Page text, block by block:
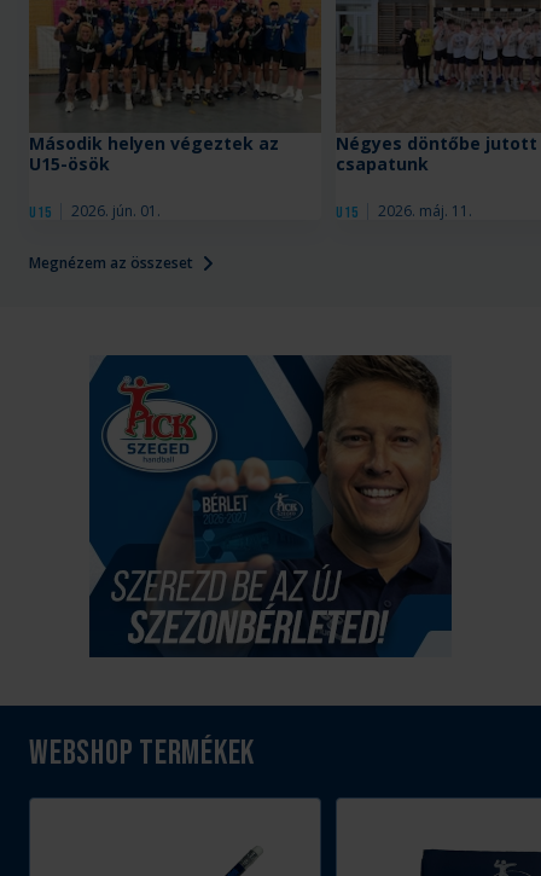
Megnézem az összeset
U15 2026. jún. 01.
Második helyen végeztek az
U15-ösök
U15 2026. máj. 11.
Négyes döntőbe jutott
csapatunk
Webshop termékek